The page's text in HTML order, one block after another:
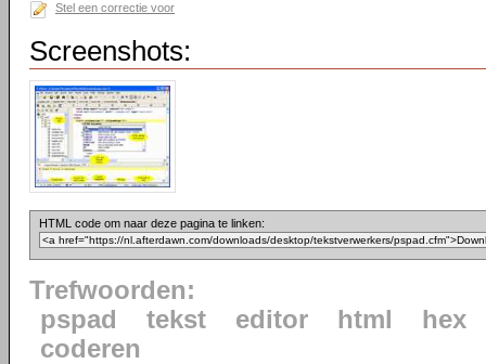
Stel een correctie voor
Screenshots:
HTML code om naar deze pagina te linken:
Trefwoorden:
pspad
tekst editor html
hex
coderen